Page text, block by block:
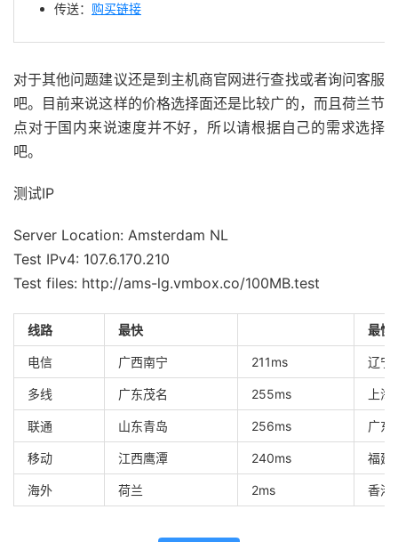
传送： 购买链接
对于其他问题建议还是到主机商官网进行查找或者询问客服
吧。目前来说这样的价格选择面还是比较广的，而且荷兰节
点对于国内来说速度并不好，所以请根据自己的需求选择
吧。
测试IP
Server Location: Amsterdam NL
Test IPv4: 107.6.170.210
Test files: http://ams-lg.vmbox.co/100MB.test
线路 最快 最慢
电信 广西南宁 211ms 辽宁
多线 广东茂名 255ms 上海
联通 山东青岛 256ms 广东
移动 江西鹰潭 240ms 福建
海外 荷兰 2ms 香港